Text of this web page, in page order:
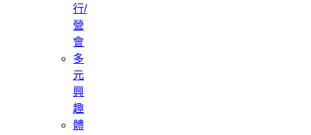
行/
營
會
多
元
興
趣
體